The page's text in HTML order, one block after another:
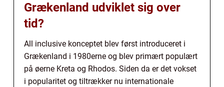
Grækenland udviklet sig over
tid?
All inclusive konceptet blev først introduceret i
Grækenland i 1980erne og blev primært populært
på øerne Kreta og Rhodos. Siden da er det vokset
i popularitet og tiltrækker nu internationale